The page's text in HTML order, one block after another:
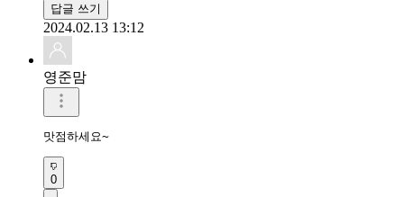
답글 쓰기
2024.02.13 13:12
영준맘
맛점하세요~
0